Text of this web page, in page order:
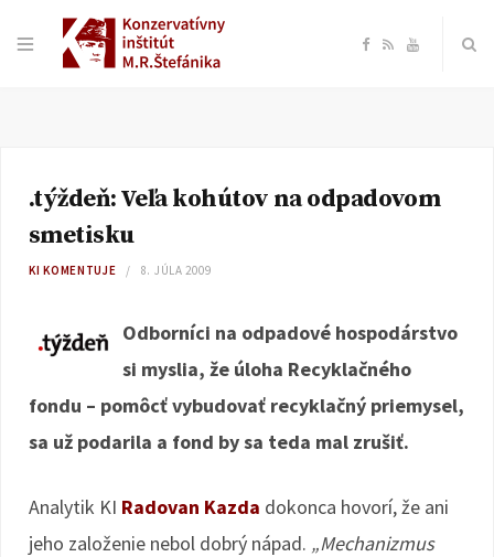
F
e
o
R Y
T
.týždeň: Veľa kohútov na odpadovom
smetisku
KI KOMENTUJE 8. JÚLA 2009
Odborníci na odpadové hospodárstvo
si myslia, že úloha Recyklačného
fondu – pomôcť vybudovať recyklačný priemysel,
sa už podarila a fond by sa teda mal zrušiť.
Analytik KI Radovan Kazda dokonca hovorí, že ani
jeho založenie nebol dobrý nápad. „Mechanizmus